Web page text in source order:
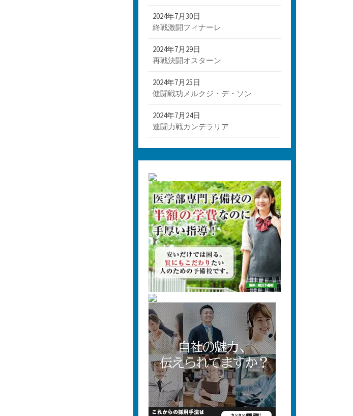
2024年7月30日
終戦激闘フィナーレ
2024年7月29日
再戦決闘オスターン
2024年7月25日
健闘戦功メルクジ・デ・ソン
2024年7月24日
連闘力戦カンデラリア